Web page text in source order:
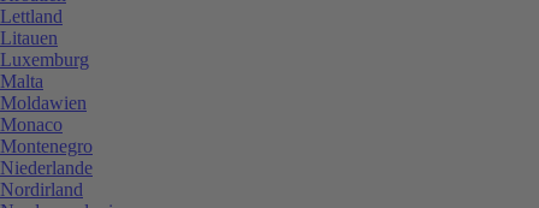
Lettland
Litauen
Luxemburg
Malta
Moldawien
Monaco
Montenegro
Niederlande
Nordirland